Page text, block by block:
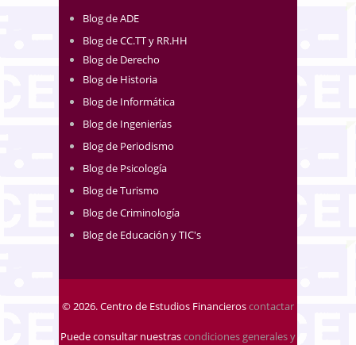
Blog de ADE
Blog de CC.TT y RR.HH
Blog de Derecho
Blog de Historia
Blog de Informática
Blog de Ingenierías
Blog de Periodismo
Blog de Psicología
Blog de Turismo
Blog de Criminología
Blog de Educación y TIC's
© 2026. Centro de Estudios Financieroscontactar
Puede consultar nuestrascondiciones generales y